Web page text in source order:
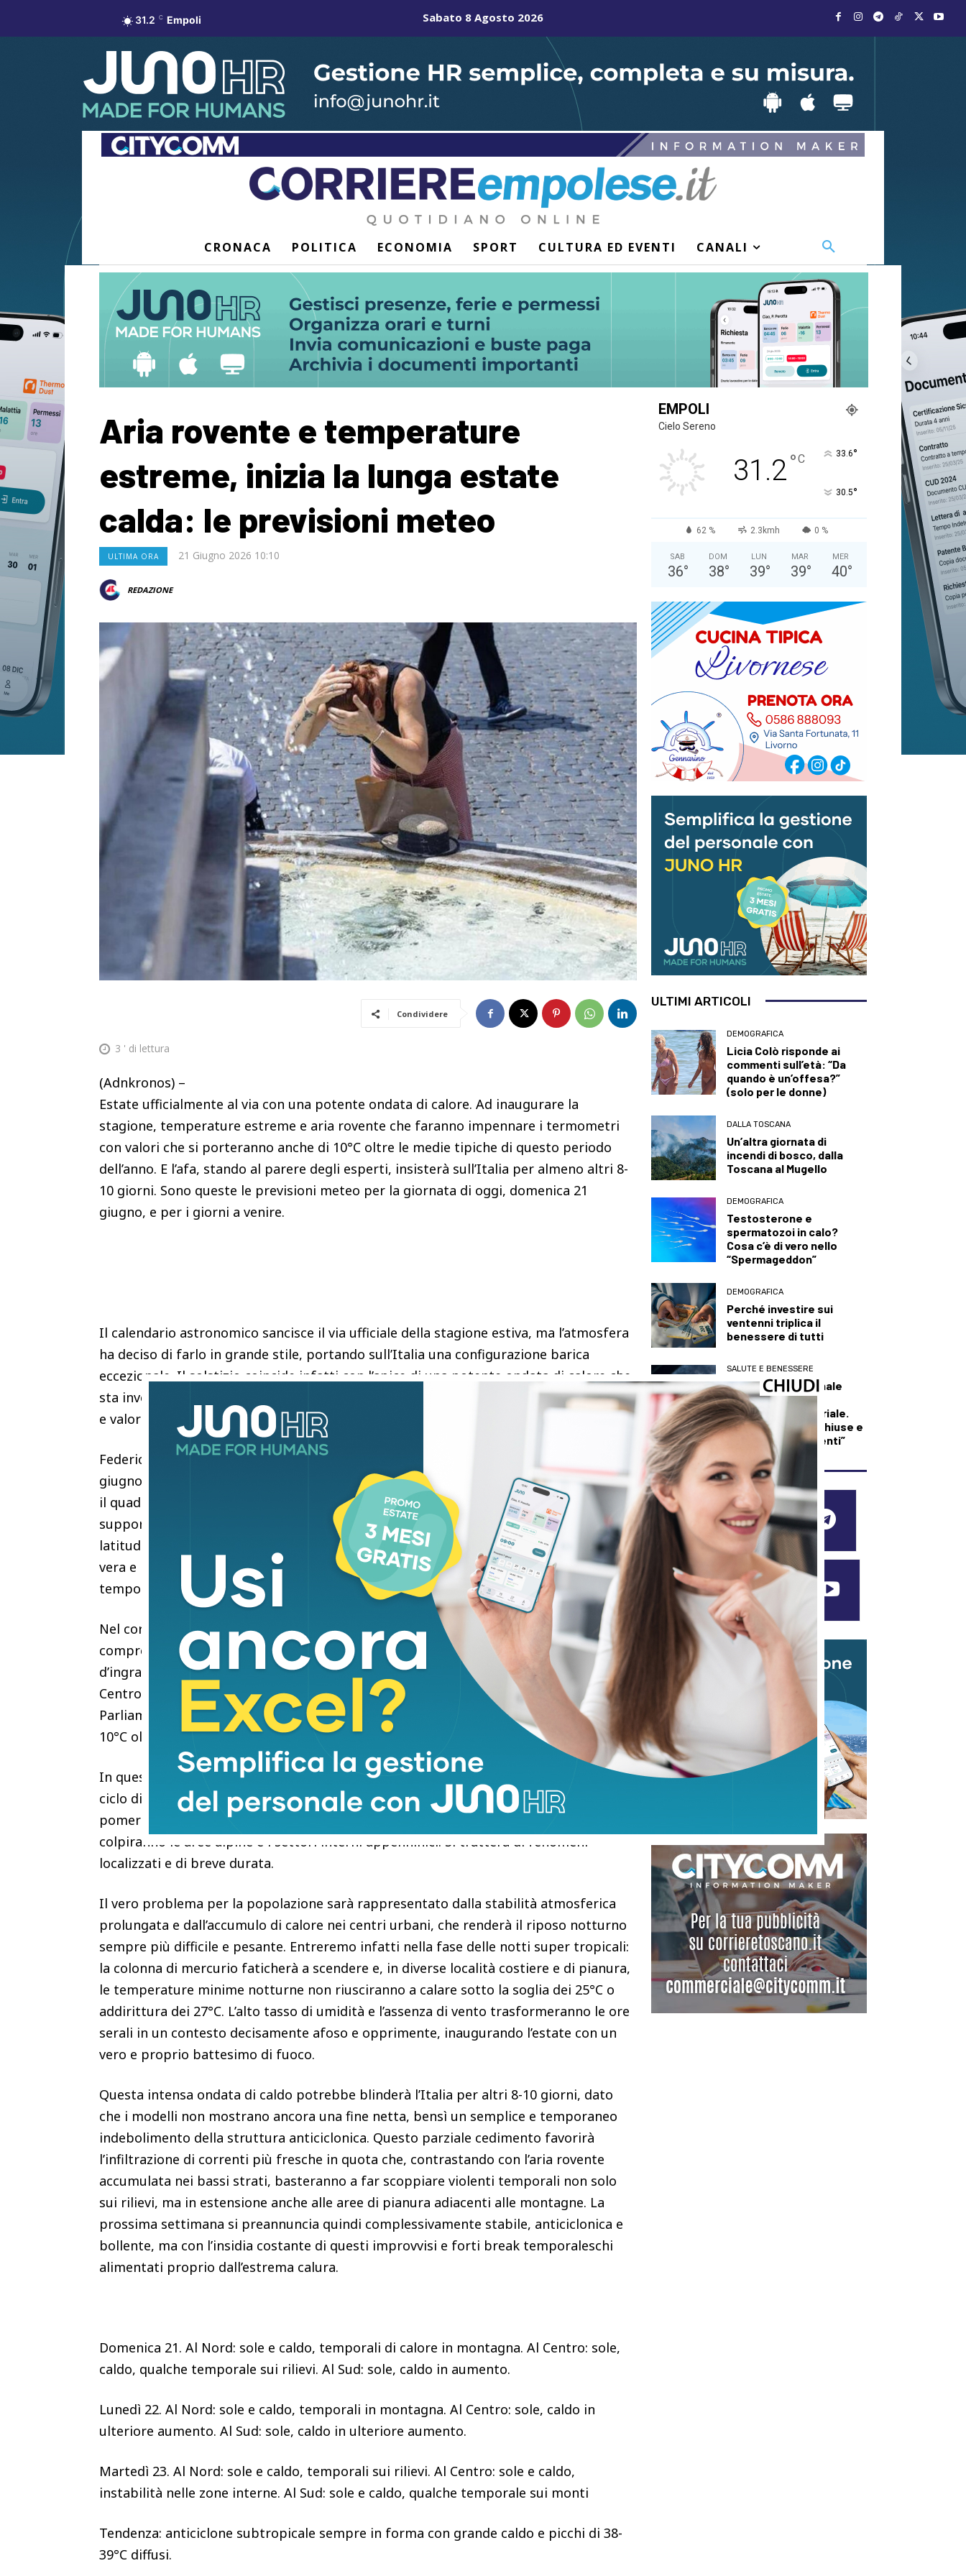
31.2 C Empoli Sabato 8 Agosto 2026
CRONACA POLITICA ECONOMIA SPORT CULTURA ED EVENTI CANALI
Aria rovente e temperature
estreme, inizia la lunga estate
calda: le previsioni meteo
ULTIMA ORA 21 Giugno 2026 10:10
REDAZIONE
Condividere
3 ' di lettura
(Adnkronos) –
Estate ufficialmente al via con una potente ondata di calore. Ad inaugurare la
stagione, temperature estreme e aria rovente che faranno impennare i termometri
con valori che si porteranno anche di 10°C oltre le medie tipiche di questo periodo
dell’anno. E l’afa, stando al parere degli esperti, insisterà sull’Italia per almeno altri 8-
10 giorni. Sono queste le previsioni meteo per la giornata di oggi, domenica 21
giugno, e per i giorni a venire.
Il calendario astronomico sancisce il via ufficiale della stagione estiva, ma l’atmosfera
ha deciso di farlo in grande stile, portando sull’Italia una configurazione barica
eccezionale. Il solstizio coincide infatti con l’apice di una potente ondata di calore che
sta investendo l’intero territorio nazionale, determinando condizioni di disagio diffuso
e valori termici che si candideranno a rimanere tra i più elevati di tutta la stagione.
Federico Brescia, meteorologo de iLMeteo.it, conferma che questa domenica 21
giugno sarà caratterizzata da un caldo estremo e anomalo da Nord a Sud. A governare
il quadro meteorologico è una imponente rimonta anticiclonica subtropicale,
supportata da una fortissima spinta di aria rovente proveniente direttamente dalle
latitudini nordafricane. Questa massa d’aria compressa verso il basso provocherà una
vera e propria impennata dei termometri, lasciando spazio solo a isolati disturbi
temporaleschi a ridosso dei rilievi alpini e appenninici.
Nel corso della giornata di oggi, le temperature massime raggiungeranno picchi
compresi tra i 38°C e i 39°C in modo diffuso sulle pianure italiane. Sotto la lente
d’ingrandimento ci saranno in particolare la Pianura Padana e le zone interne del
Centro e della Sardegna, dove la calura si esprimerà alla sua massima potenza.
Parliamo di anomalie termiche impressionanti, con valori che si porteranno anche di
10°C oltre le medie tipiche di questo periodo dell’anno.
In questo contesto di stabilità quasi assoluta, l’estrema energia termica in gioco e il
ciclo diurno permetteranno l’innesco di qualche nota instabile. Nel corso del
pomeriggio di domenica si verificheranno infatti dei rapidi break temporaleschi che
colpiranno le aree alpine e i settori interni appenninici. Si tratterà di fenomeni
localizzati e di breve durata.
Il vero problema per la popolazione sarà rappresentato dalla stabilità atmosferica
prolungata e dall’accumulo di calore nei centri urbani, che renderà il riposo notturno
sempre più difficile e pesante. Entreremo infatti nella fase delle notti super tropicali:
la colonna di mercurio faticherà a scendere e, in diverse località costiere e di pianura,
le temperature minime notturne non riusciranno a calare sotto la soglia dei 25°C o
addirittura dei 27°C. L’alto tasso di umidità e l’assenza di vento trasformeranno le ore
serali in un contesto decisamente afoso e opprimente, inaugurando l’estate con un
vero e proprio battesimo di fuoco.
Questa intensa ondata di caldo potrebbe blinderà l’Italia per altri 8-10 giorni, dato
che i modelli non mostrano ancora una fine netta, bensì un semplice e temporaneo
indebolimento della struttura anticiclonica. Questo parziale cedimento favorirà
l’infiltrazione di correnti più fresche in quota che, contrastando con l’aria rovente
accumulata nei bassi strati, basteranno a far scoppiare violenti temporali non solo
sui rilievi, ma in estensione anche alle aree di pianura adiacenti alle montagne. La
prossima settimana si preannuncia quindi complessivamente stabile, anticiclonica e
bollente, ma con l’insidia costante di questi improvvisi e forti break temporaleschi
alimentati proprio dall’estrema calura.
Domenica 21. Al Nord: sole e caldo, temporali di calore in montagna. Al Centro: sole,
caldo, qualche temporale sui rilievi. Al Sud: sole, caldo in aumento.
Lunedì 22. Al Nord: sole e caldo, temporali in montagna. Al Centro: sole, caldo in
ulteriore aumento. Al Sud: sole, caldo in ulteriore aumento.
Martedì 23. Al Nord: sole e caldo, temporali sui rilievi. Al Centro: sole e caldo,
instabilità nelle zone interne. Al Sud: sole e caldo, qualche temporale sui monti
Tendenza: anticiclone subtropicale sempre in forma con grande caldo e picchi di 38-
39°C diffusi.
EMPOLI
Cielo Sereno
31.2°C 33.6°
30.5°
62 % 2.3kmh 0 %
SAB
36°
DOM
38°
LUN
39°
MAR
39°
MER
40°
ULTIMI ARTICOLI
DEMOGRAFICA
Licia Colò risponde ai
commenti sull’età: “Da
quando è un’offesa?”
(solo per le donne)
DALLA TOSCANA
Un’altra giornata di
incendi di bosco, dalla
Toscana al Mugello
DEMOGRAFICA
Testosterone e
spermatozoi in calo?
Cosa c’è di vero nello
“Spermageddon”
DEMOGRAFICA
Perché investire sui
ventenni triplica il
benessere di tutti
SALUTE E BENESSERE
Maxi incendio a Finale
Emilia, in fiamme
capannone industriale.
L’Ausl: “Finestre chiuse e
condizionatori spenti”
SEGUICI SUI SOCIAL